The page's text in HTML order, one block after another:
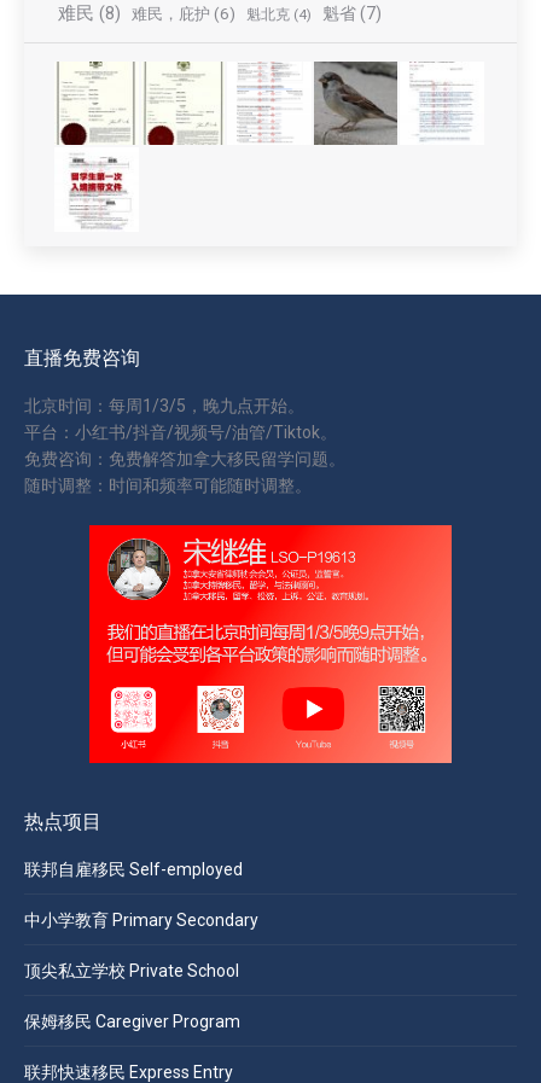
难民 (8) 难民，庇护 (6) 魁北克 (4) 魁省(7)
直播免费咨询
北京时间：每周1/3/5，晚九点开始。
平台：小红书/抖音/视频号/油管/Tiktok。
免费咨询：免费解答加拿大移民留学问题。
随时调整：时间和频率可能随时调整。
热点项目
联邦自雇移民 Self-employed
中小学教育 Primary Secondary
顶尖私立学校 Private School
保姆移民 Caregiver Program
联邦快速移民 Express Entry